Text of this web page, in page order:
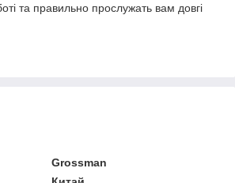
та правильно прослужать вам довгі
Grossman